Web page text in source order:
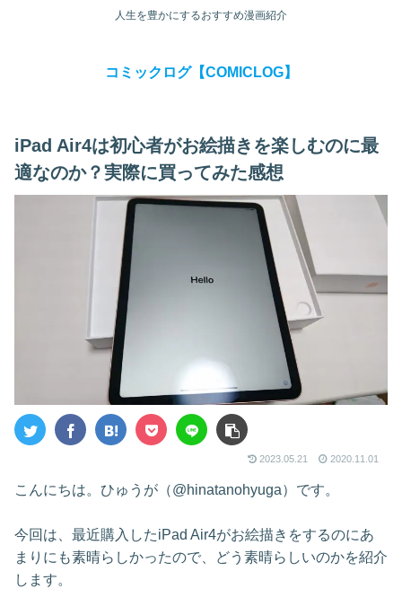
人生を豊かにするおすすめ漫画紹介
コミックログ【COMICLOG】
iPad Air4は初心者がお絵描きを楽しむのに最
適なのか？実際に買ってみた感想
2023.05.21 2020.11.01
こんにちは。ひゅうが（@hinatanohyuga）です。
今回は、最近購入したiPad Air4がお絵描きをするのにあ
まりにも素晴らしかったので、どう素晴らしいのかを紹介
します。